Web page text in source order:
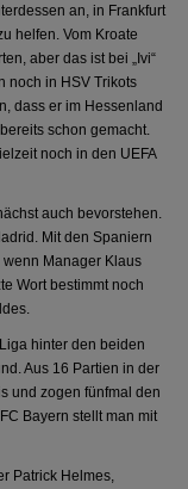
an, in Frankfurt
helfen. Vom Kroate
aber das ist bei „Ivi“
noch in HSV Trikots
dass er im Hessenland
schon gemacht.
noch in den UEFA
auch bevorstehen.
Mit den Spaniern
Manager Klaus
Wort bestimmt noch
hinter den beiden
Aus 16 Partien in der
und zogen fünfmal den
Bayern stellt man mit
Patrick Helmes,